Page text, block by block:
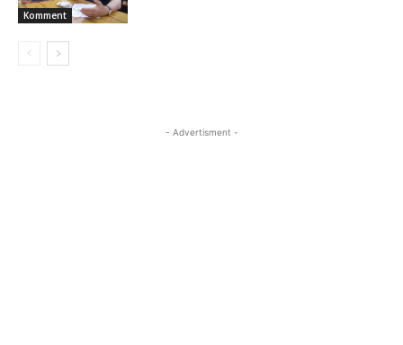
Komment
- Advertisment -